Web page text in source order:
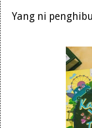
Yang ni